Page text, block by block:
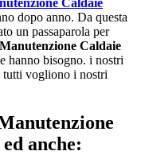
dopo anno. Da questa
un passaparola per
Manutenzione Caldaie
hanno bisogno. i nostri
tutti vogliono i nostri
anche: